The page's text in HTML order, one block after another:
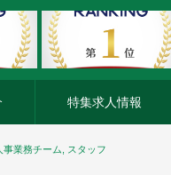
パン
特集求人情報
事業務チーム, スタッフ